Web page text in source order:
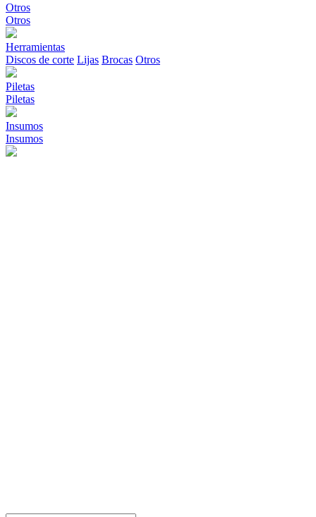
Otros
Otros
Herramientas
Discos de corte Lijas Brocas Otros
Piletas
Piletas
Insumos
Insumos